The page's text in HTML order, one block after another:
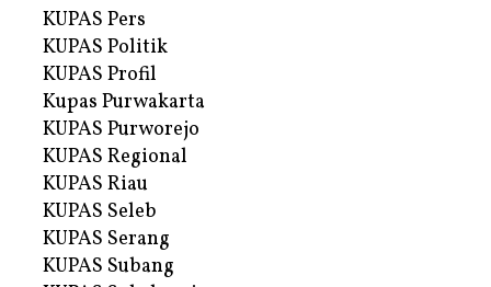
KUPAS Pers
KUPAS Politik
KUPAS Profil
Kupas Purwakarta
KUPAS Purworejo
KUPAS Regional
KUPAS Riau
KUPAS Seleb
KUPAS Serang
KUPAS Subang